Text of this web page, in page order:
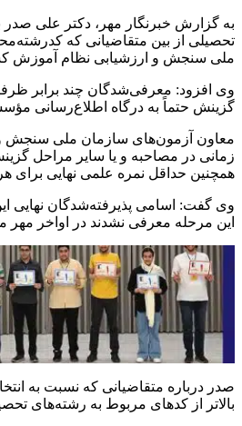
به گزارش خبرنگار مهر، دکتر علی
تحصیلی از بین متقاضیانی که
ملی سنجش و ارزشیابی نظام آموزش
وی افزود: معرفی‌شدگان چند برابر
گزینش حتماً به درگاه اطلاع‌رسانی
معاون آزمون‌های سازمان ملی سنجش و
زمانی در مصاحبه و یا سایر مراحل
همچنین حداقل نمره علمی نهایی برای
وی گفت: اسامی پذیرفته‌شدگان نهایی
این مرحله معرفی نشدند در اواخر مهر
صدر درباره متقاضیانی که نسبت به
بالاتر از کدهای مربوط به رشته‌های